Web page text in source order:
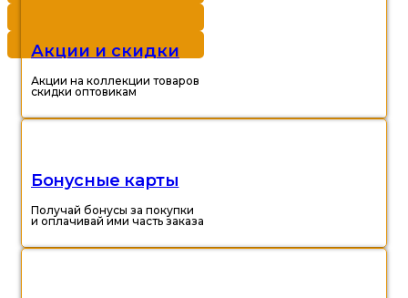
Акции и скидки
Акции на коллекции товаров
скидки оптовикам
Бонусные карты
Получай бонусы за покупки
и оплачивай ими часть заказа